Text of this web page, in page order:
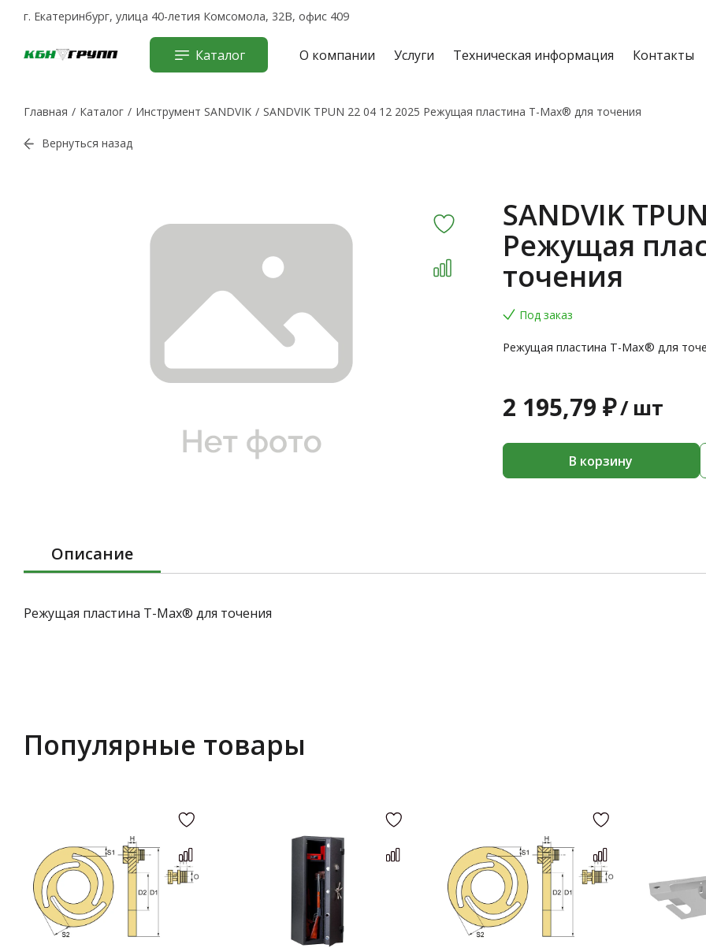
г. Екатеринбург, улица 40-летия Комсомола, 32В, офис 409
Каталог О компании Услуги Техническая информация Контакты
Главная Каталог Инструмент SANDVIK SANDVIK TPUN 22 04 12 2025 Режущая пластина T-Max® для точения
Вернуться назад
SANDVIK
Режущая
точения
Под заказ
Режущая пластина T-Max® для
2 195,79 ₽/ шт
В корзину
Описание
Режущая пластина T-Max® для точения
Популярные товары